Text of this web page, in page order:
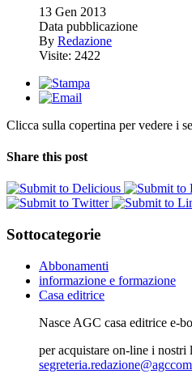
13 Gen 2013
Data pubblicazione
By Redazione
Visite: 2422
Clicca sulla copertina per vedere
Share this post
Sottocategorie
Abbonamenti
informazione e formazione
Casa editrice
Nasce AGC casa editrice e-
per acquistare on-line i